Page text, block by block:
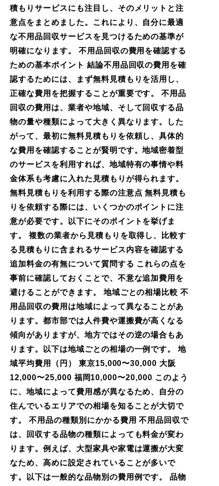
積もりサービスにも注目し、そのメリットと注
意点をまとめました。これにより、自分に最適
な不用品回収サービスを見つけるための基準が
明確になります。 不用品回収の費用を確認する
ための基本ポイント 結論不用品回収の費用を確
認するためには、まず無料見積もりを活用し、
正確な費用を把握することが重要です。 不用品
回収の費用は、業者や地域、そして回収する品
物の量や種類によって大きく異なります。した
がって、最初に無料見積もりを依頼し、具体的
な費用を確認することが賢明です。地域密着型
のサービスを利用すれば、地域特有の事情や料
金体系も考慮に入れた見積もりが得られます。
無料見積もりを利用する際の注意点 無料見積も
りを依頼する際には、いくつかのポイントに注
意が必要です。以下にそのポイントを挙げま
す。 複数の業者から見積もりを取得し、比較す
る見積もりに含まれるサービス内容を確認する
追加料金の有無について質問する これらの点を
事前に確認しておくことで、不意な追加費用を
避けることができます。 地域ごとの相場比較 不
用品回収の費用は地域によって異なることがあ
ります。都市部では人件費や運搬費が高くなる
傾向がありますが、地方ではその逆の場合もあ
ります。以下は地域ごとの相場の一例です。 地
域平均費用（円） 東京15,000〜30,000 大阪
12,000〜25,000 福岡10,000〜20,000 このよう
に、地域によって費用感が異なるため、自分の
住んでいるエリアでの相場を知ることが大切で
す。 不用品の種類別にかかる費用 不用品回収で
は、回収する品物の種類によっても料金が変わ
ります。例えば、大型家具や家電は運搬が大変
なため、高めに設定されていることが多いで
す。以下は一般的な品物別の費用例です。 品物